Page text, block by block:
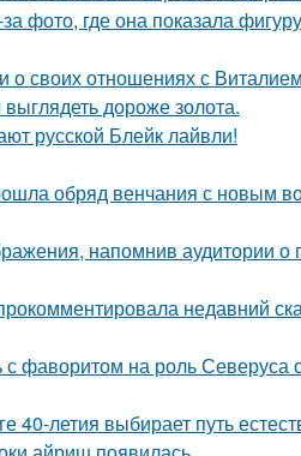
фото, где она показала
своих отношениях с Виталием
дороже золота.
русской Блейк лайвли!
обряд венчания с новым
напомнив аудитории
недавний
фаворитом на роль Северуса
летия выбирает путь